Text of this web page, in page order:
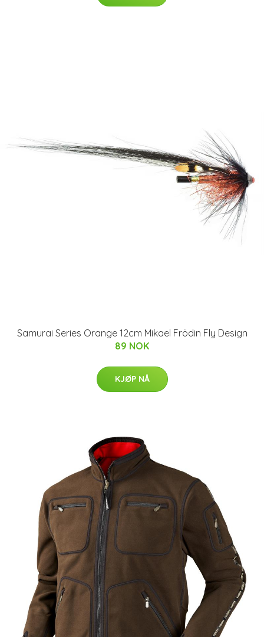
Samurai Series Orange 12cm Mikael Frödin Fly Design
89 NOK
KJØP NÅ